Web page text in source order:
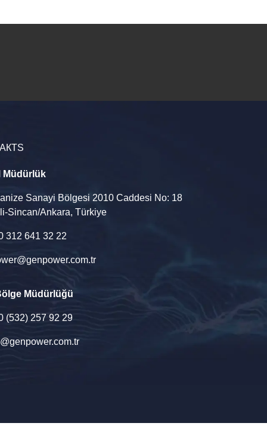
Müdürlük
Sanayi Bölgesi 2010 Caddesi No: 18
Sincan/Ankara, Türkiye
312 641 32 22
Müdürlüğü
(532) 257 92 29